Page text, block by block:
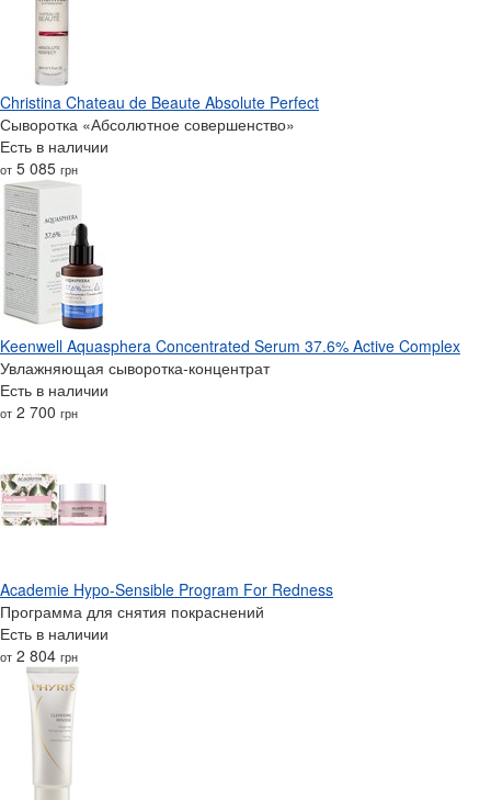
Christina Chateau de Beaute Absolute Perfect
Сыворотка «Абсолютное совершенство»
Есть в наличии
от 5 085 грн
Keenwell Aquasphera Concentrated Serum 37.6% Active Complex
Увлажняющая сыворотка-концентрат
Есть в наличии
от 2 700 грн
Academie Hypo-Sensible Program For Redness
Программа для снятия покраснений
Есть в наличии
от 2 804 грн